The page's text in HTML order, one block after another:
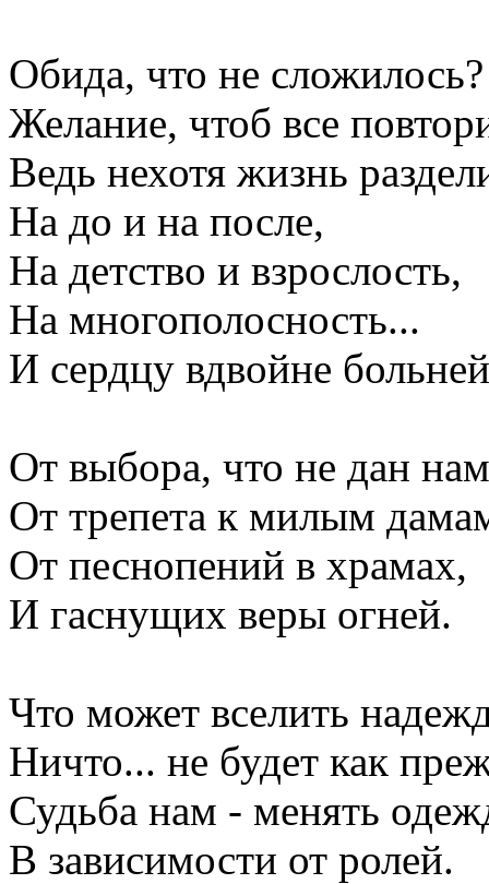
Обида, что не сложилось?
Желание, чтоб все
Ведь нехотя жизнь
На до и на после,
На детство и взрослость,
На многополосность...
И сердцу вдвойне больней
От выбора, что не дан
От трепета к милым
От песнопений в храмах,
И гаснущих веры огней.
Что может вселить
Ничто... не будет как
Судьба нам - менять
В зависимости от ролей.